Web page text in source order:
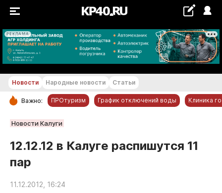
РЕКЛАМА
+21...+22 °С
РУБРИКИ
Обнинск
Новости компаний
Народные новости
Новости Народные новости Статьи
Важно: ПРОтуризм График отключений воды Клиника
Новости Калуги
12.12.12 в Калуге распишутся 11
пар
11.12.2012, 16:24